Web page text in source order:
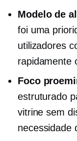
Modelo de
foi uma
utilizadores
rapidamente
Foco
estruturado
vitrine sem
necessidade